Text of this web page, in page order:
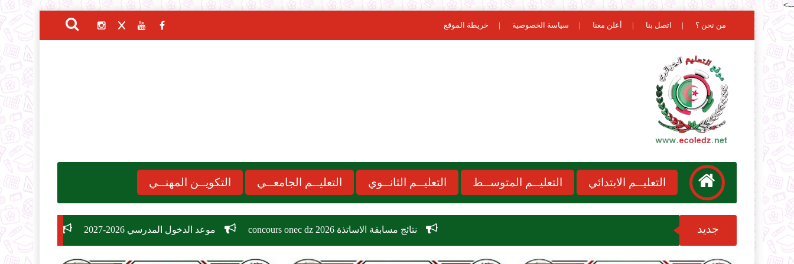
-->
من نحن ؟ اتصل بنا أعلن معنا سياسة الخصوصية خريطة الموقع
التعليــم الابتدائي التعليــم المتوســط التعليــم الثانــوي التعليــم الجامعــي التكويــن المهنــي
جديد نتائج مسابقة الاساتذة 2026 concours onec dz موعد الدخول المدرسي 2026-2027 مسابقة توظيف وزارة التربية الوطنية 2026: دليل الشروط، التخصصات، وكيفية